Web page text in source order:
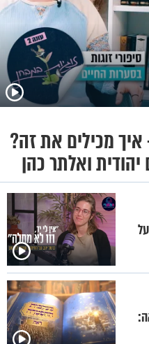
מכילים את זה?
ואלתר כהן